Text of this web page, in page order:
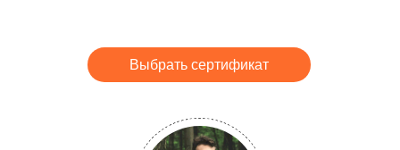
Выбрать сертификат